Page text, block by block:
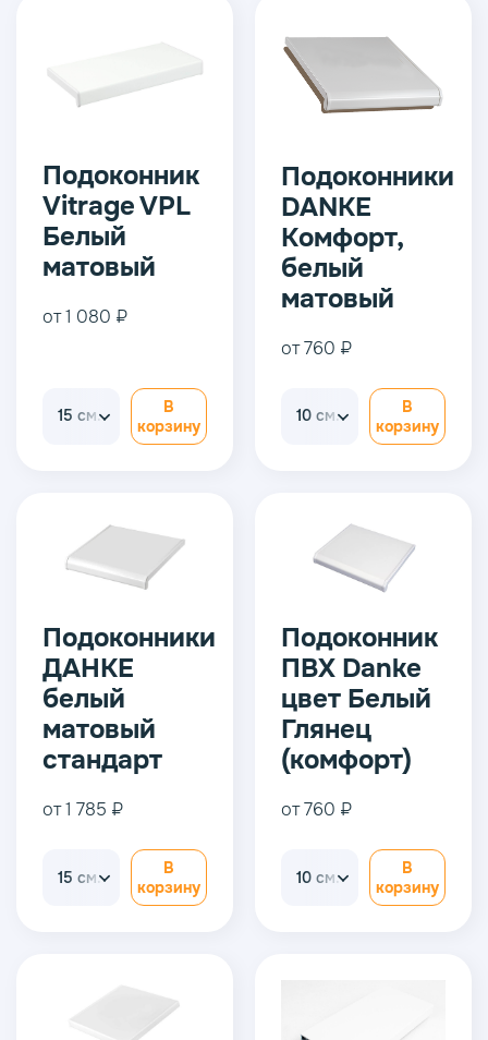
Подоконник
Vitrage VPL
Белый
матовый
от 1 080 ₽
15 см.
В
корзину
Подоконники
DANKE
Комфорт,
белый
матовый
от 760 ₽
10 см.
В
корзину
Подоконники
ДАНКЕ
белый
матовый
стандарт
от 1 785 ₽
15 см.
В
корзину
Подоконник
ПВХ Danke
цвет Белый
Глянец
(комфорт)
от 760 ₽
10 см.
В
корзину